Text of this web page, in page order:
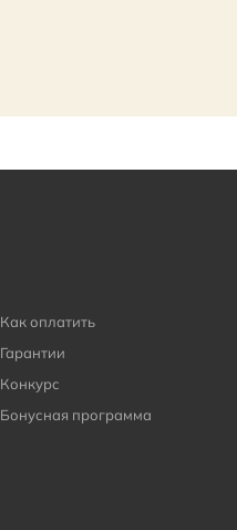
Как оплатить
Гарантии
Конкурс
Бонусная программа